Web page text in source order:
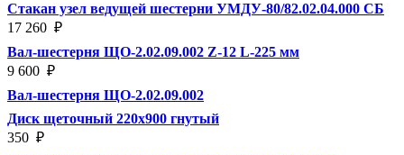
Стакан узел ведущей шестерни УМДУ-80/82.02.04.000 СБ
17 260 ₽
Вал-шестерня ЩО-2.02.09.002 Z-12 L-225 мм
9 600 ₽
Вал-шестерня ЩО-2.02.09.002
Диск щеточный 220х900 гнутый
350 ₽